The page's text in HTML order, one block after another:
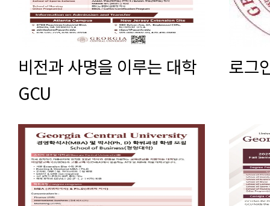
비전과 사명을 이루는 대학
GCU
로그